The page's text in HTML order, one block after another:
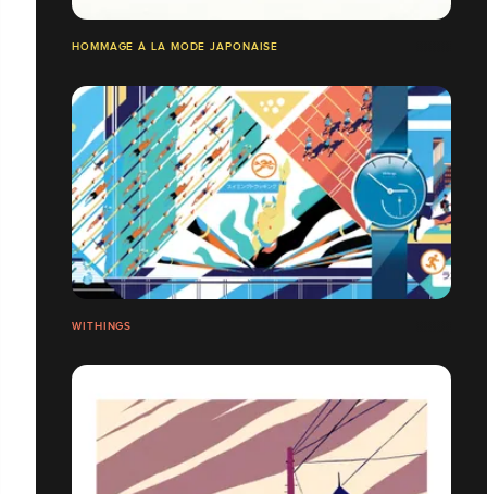
HOMMAGE À LA MODE JAPONAISE
WITHINGS